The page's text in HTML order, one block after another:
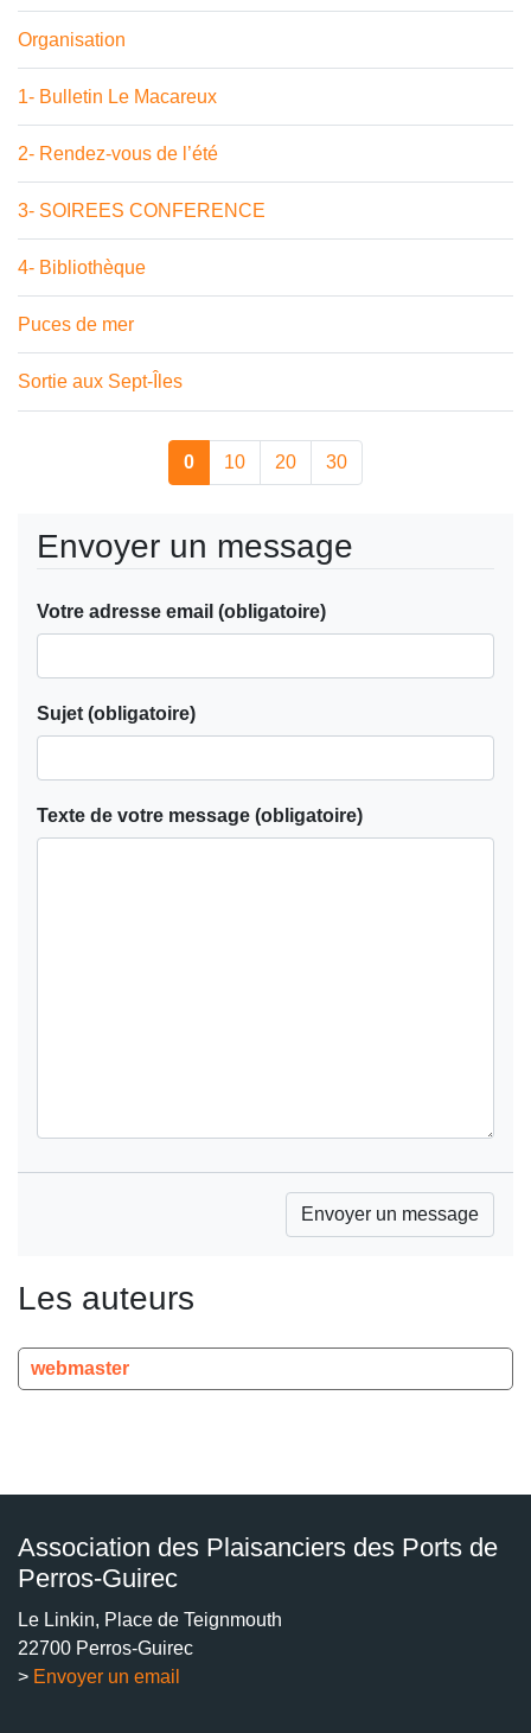
Organisation
1- Bulletin Le Macareux
2- Rendez-vous de l’été
3- SOIREES CONFERENCE
4- Bibliothèque
Puces de mer
Sortie aux Sept-Îles
0 10 20 30
Envoyer un message
Votre adresse email (obligatoire)
Sujet (obligatoire)
Texte de votre message (obligatoire)
Les auteurs
webmaster
Association des Plaisanciers des Ports de
Perros-Guirec
Le Linkin, Place de Teignmouth
22700 Perros-Guirec
> Envoyer un email